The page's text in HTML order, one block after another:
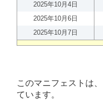
2025年10月4日
2025年10月6日
2025年10月7日
このマニフェストは、
ています。